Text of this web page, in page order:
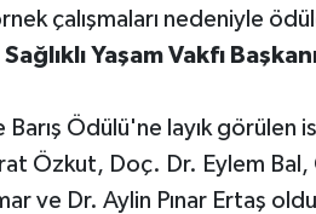
çalışmaları nedeniyle
Sağlıklı Yaşam Vakfı
Barış Ödülü'ne layık
Özkut, Doç. Dr. Eylem Bal,
ve Dr. Aylin Pınar Ertaş